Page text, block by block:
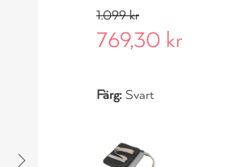
1.099 kr
769,30 kr
Färg: Svart